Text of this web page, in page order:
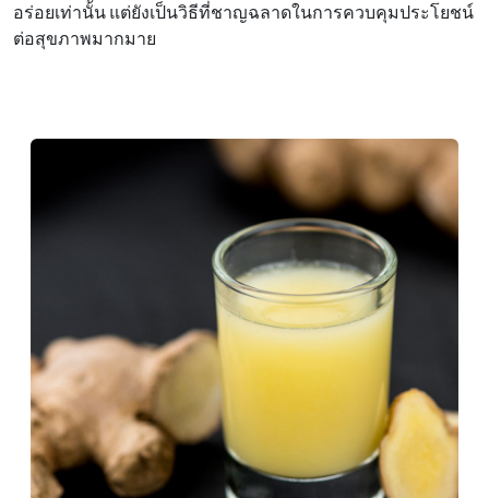
อร่อยเท่านั้น แต่ยังเป็นวิธีที่ชาญฉลาดในการควบคุมประโยชน์
ต่อสุขภาพมากมาย